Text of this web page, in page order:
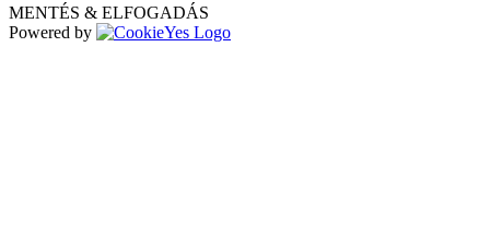
MENTÉS & ELFOGADÁS
Powered by